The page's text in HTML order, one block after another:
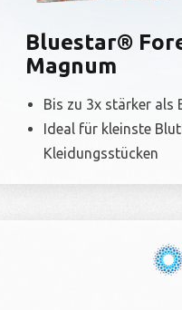
Bluestar®
Magnum
Bis zu 3x stärker als
Ideal für kleinste
Kleidungsstücken